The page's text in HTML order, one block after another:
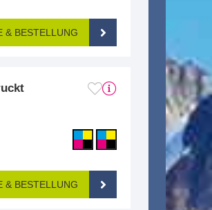
& BESTELLUNG
& BESTELLUNG